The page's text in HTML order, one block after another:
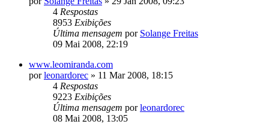
4 Respostas
8953 Exibições
Última mensagem por Solange Freitas
09 Mai 2008, 22:19
www.leomiranda.com
porleonardorec » 11 Mar 2008, 18:15
4 Respostas
9223 Exibições
Última mensagem porleonardorec
08 Mai 2008, 13:05